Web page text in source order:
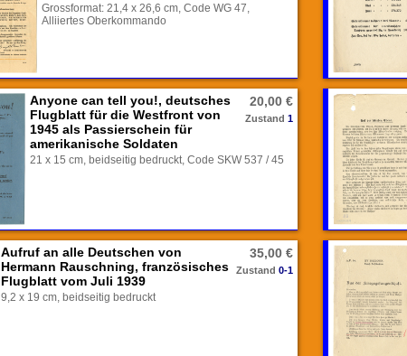
Grossformat: 21,4 x 26,6 cm, Code WG 47,
Alliiertes Oberkommando
20,00 €
Zustand 1
Anyone can tell you!, deutsches
Flugblatt für die Westfront von
1945 als Passierschein für
amerikanische Soldaten
21 x 15 cm, beidseitig bedruckt, Code SKW 537 / 45
35,00 €
Zustand 0-1
Aufruf an alle Deutschen von
Hermann Rauschning, französisches
Flugblatt vom Juli 1939
9,2 x 19 cm, beidseitig bedruckt